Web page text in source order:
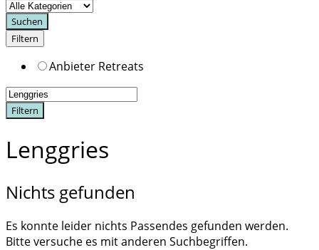
Suchen
Filtern
Anbieter Retreats
Filtern
Lenggries
Nichts gefunden
Es konnte leider nichts Passendes gefunden werden.
Bitte versuche es mit anderen Suchbegriffen.